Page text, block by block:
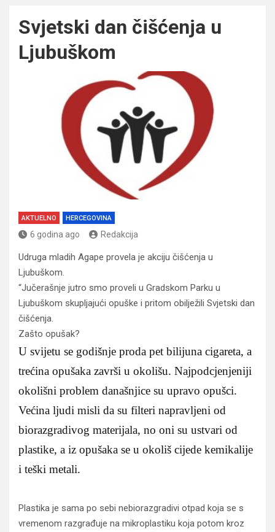
Svjetski dan čišćenja u
Ljubuškom
AKTUELNO HERCEGOVINA
6 godina ago Redakcija
Udruga mladih Agape provela je akciju čišćenja u
Ljubuškom.
“Jučerašnje jutro smo proveli u Gradskom Parku u
Ljubuškom skupljajući opuške i pritom obilježili Svjetski dan
čišćenja.
Zašto opušak?
U svijetu se godišnje proda pet bilijuna cigareta, a
trećina opušaka završi u okolišu. Najpodcjenjeniji
okolišni problem današnjice su upravo opušci.
Većina ljudi misli da su filteri napravljeni od
biorazgradivog materijala, no oni su ustvari od
plastike, a iz opušaka se u okoliš cijede kemikalije
i teški metali.
Plastika je sama po sebi nebiorazgradivi otpad koja se s
vremenom razgrađuje na mikroplastiku koja potom kroz